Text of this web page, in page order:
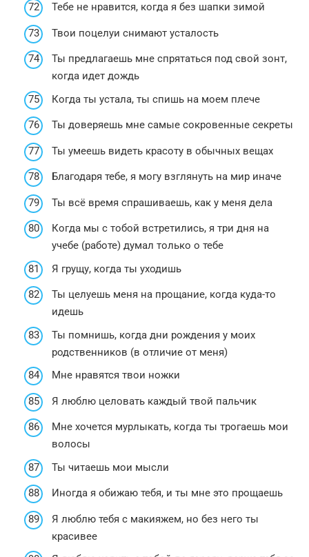
Тебе не нравится, когда я без шапки зимой
Твои поцелуи снимают усталость
Ты предлагаешь мне спрятаться под свой зонт,
когда идет дождь
Когда ты устала, ты спишь на моем плече
Ты доверяешь мне самые сокровенные секреты
Ты умеешь видеть красоту в обычных вещах
Благодаря тебе, я могу взглянуть на мир иначе
Ты всё время спрашиваешь, как у меня дела
Когда мы с тобой встретились, я три дня на
учебе (работе) думал только о тебе
Я грущу, когда ты уходишь
Ты целуешь меня на прощание, когда куда-то
идешь
Ты помнишь, когда дни рождения у моих
родственников (в отличие от меня)
Мне нравятся твои ножки
Я люблю целовать каждый твой пальчик
Мне хочется мурлыкать, когда ты трогаешь мои
волосы
Ты читаешь мои мысли
Иногда я обижаю тебя, и ты мне это прощаешь
Я люблю тебя с макияжем, но без него ты
красивее